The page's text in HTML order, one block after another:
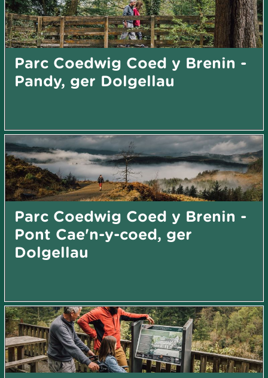
Parc Coedwig Coed y Brenin -
Pandy, ger Dolgellau
Parc Coedwig Coed y Brenin -
Pont Cae'n-y-coed, ger
Dolgellau